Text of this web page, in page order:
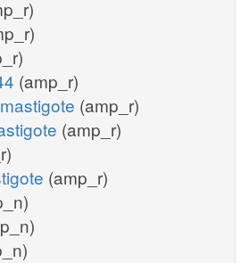
(amp_r)
(amp_r)
(amp_r)
(amp_r)